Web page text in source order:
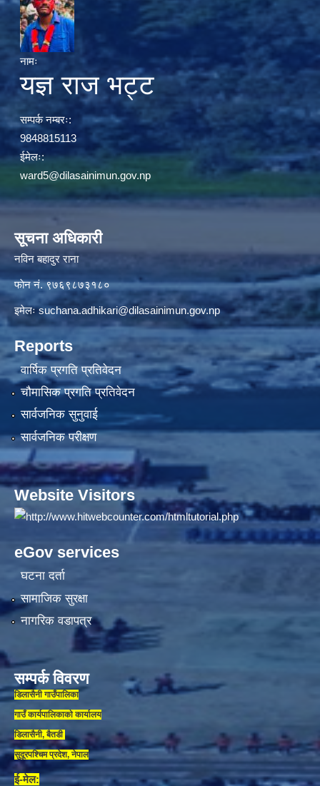
नामः
यज्ञ राज भट्ट
सम्पर्क नम्बरः:
9848815113
ईमेलः:
ward5@dilasainimun.gov.np
सूचना अधिकारी
नविन बहादुर राना
फाेन नं. ९७६९८७३१८०
इमेलःsuchana.adhikari@dilasainimun.gov.np
Reports
वार्षिक प्रगति प्रतिवेदन
चौमासिक प्रगति प्रतिवेदन
सार्वजनिक सुनुवाई
सार्वजनिक परीक्षण
Website Visitors
eGov services
घटना दर्ता
सामाजिक सुरक्षा
नागरिक वडापत्र
सम्पर्क विवरण
डिलासैनी गाउँपालिका
गाउँ कार्यपालिकाकाे कार्यालय
डिलासैनी, बैतडी
सुदूरपश्चिम प्रदेश, नेपाल
ई-मेल: